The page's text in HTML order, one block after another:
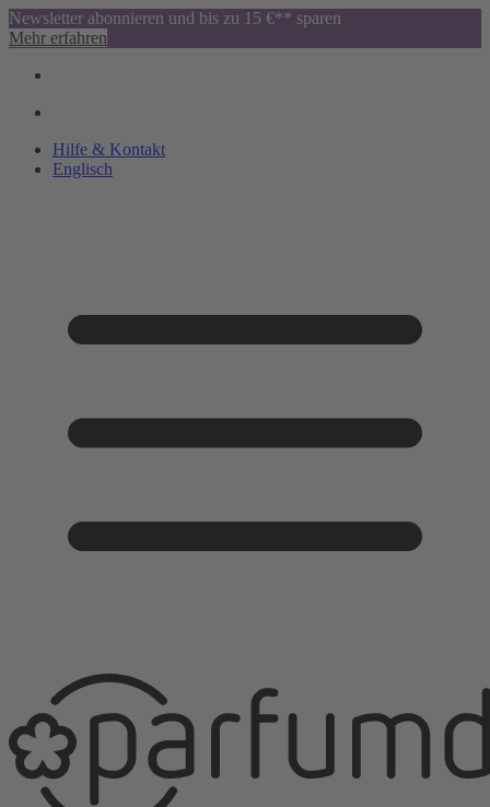
Newsletter abonnieren und bis zu 15 €** sparen
Mehr erfahren
Hilfe & Kontakt
Englisch